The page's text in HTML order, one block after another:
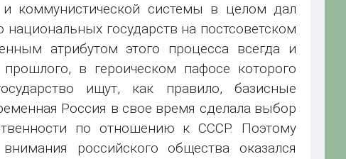
коммунистической системы в целом дал
государств на постсоветском
атрибутом этого процесса всегда и
в героическом пафосе которого
ищут, как правило, базисные
Россия в свое время сделала выбор
по отношению к СССР. Поэтому
российского общества оказался